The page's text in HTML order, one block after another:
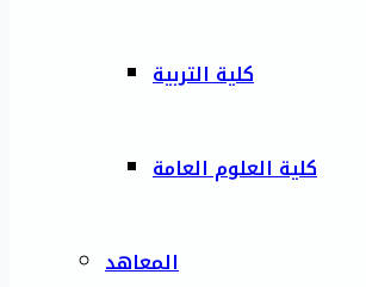
كلية التربية
كلية العلوم العامة
المعاهد